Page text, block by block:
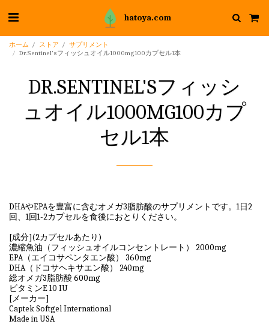
hatoya.com
ホーム ストア
サプリメント
Dr.Sentinel'sフィッシュオイル1000mg100カプセル1本
DR.SENTINEL'Sフィッシ
ュオイル1000MG100カプ
セル1本
DHAやEPAを豊富に含むオメガ3脂肪酸のサプリメントです。1日2
回、1回1-2カプセルを食後におとりください。
[成分](2カプセルあたり)
濃縮魚油（フィッシュオイルコンセントレート） 2000mg
EPA（エイコサペンタエン酸） 360mg
DHA（ドコサヘキサエン酸） 240mg
総オメガ3脂肪酸 600mg
ビタミンE 10 IU
[メーカー]
Captek Softgel International
Made in USA